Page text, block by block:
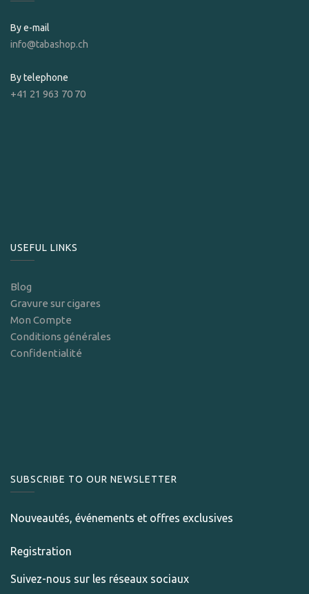
By e-mail
info@tabashop.ch
By telephone
+41 21 963 70 70
USEFUL LINKS
Blog
Gravure sur cigares
Mon Compte
Conditions générales
Confidentialité
SUBSCRIBE TO OUR NEWSLETTER
Nouveautés, événements et offres exclusives
Registration
Suivez-nous sur les réseaux sociaux